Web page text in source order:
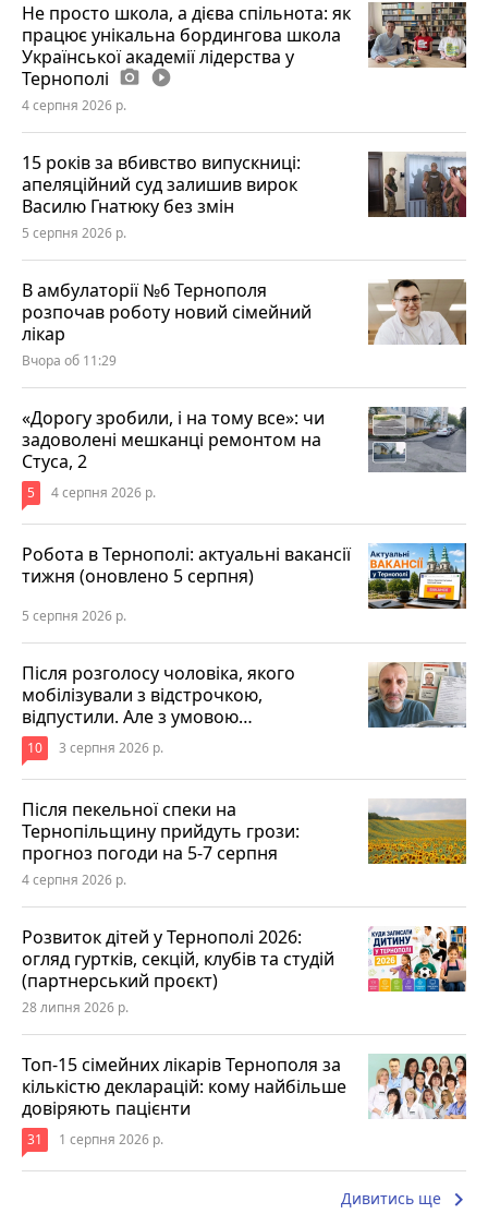
Не просто школа, а дієва спільнота: як
працює унікальна бордингова школа
Української академії лідерства у
Тернополі photo_camera play_circle_filled
4 серпня 2026 р.
15 років за вбивство випускниці:
апеляційний суд залишив вирок
Василю Гнатюку без змін
5 серпня 2026 р.
В амбулаторії №6 Тернополя
розпочав роботу новий сімейний
лікар
Вчора об 11:29
«Дорогу зробили, і на тому все»: чи
задоволені мешканці ремонтом на
Стуса, 2
5 4 серпня 2026 р.
Робота в Тернополі: актуальні вакансії
тижня (оновлено 5 серпня)
5 серпня 2026 р.
Після розголосу чоловіка, якого
мобілізували з відстрочкою,
відпустили. Але з умовою…
10 3 серпня 2026 р.
Після пекельної спеки на
Тернопільщину прийдуть грози:
прогноз погоди на 5-7 серпня
4 серпня 2026 р.
Розвиток дітей у Тернополі 2026:
огляд гуртків, секцій, клубів та студій
(партнерський проєкт)
28 липня 2026 р.
Топ-15 сімейних лікарів Тернополя за
кількістю декларацій: кому найбільше
довіряють пацієнти
31 1 серпня 2026 р.
Дивитись ще keyboard_arrow_right